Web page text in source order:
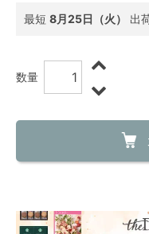
最短 8月25日（火） 出
数量